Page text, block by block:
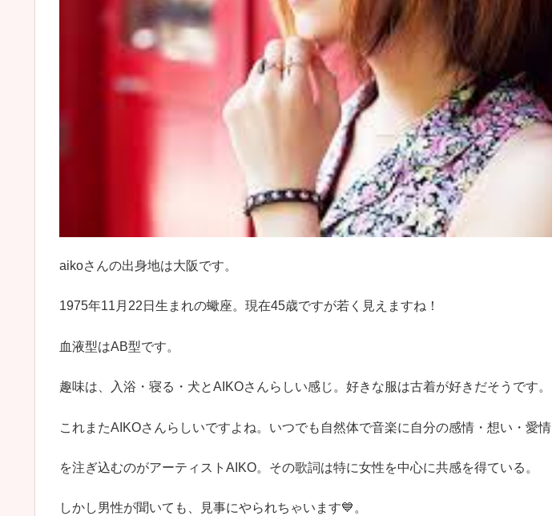
aikoさんの出身地は大阪です。
1975年11月22日生まれの蠍座。現在45歳ですが若く見えますね！
血液型はAB型です。
趣味は、入浴・寝る・犬とAIKOさんらしい感じ。好きな服は古着が好きだそうです。
これまたAIKOさんらしいですよね。いつでも自然体で音楽に自分の感情・想い・愛情
を注ぎ込むのがアーティストAIKO。その歌詞は特に女性を中心に共感を得ている。
しかし男性が聞いても、見事にやられちゃいます💙。